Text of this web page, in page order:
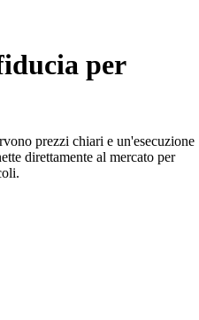
per
prezzi chiari e un'esecuzione
direttamente al mercato per